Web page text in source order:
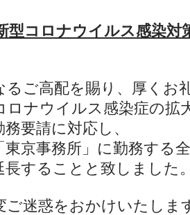
型コロナウイルス感染対
るご高配を賜り、厚くお
ロナウイルス感染症の拡
要請に対応し、
東京事務所」に勤務する
長することと致しました
ご迷惑をおかけいたしま